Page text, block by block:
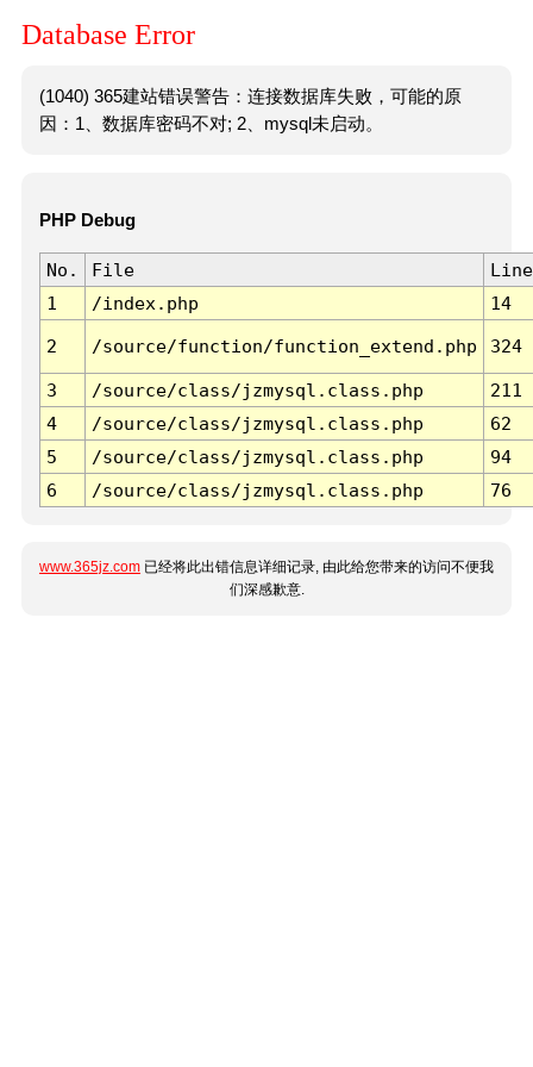
Database Error
(1040) 365建站错误警告：连接数据库失败，可能的原
因：1、数据库密码不对; 2、mysql未启动。
PHP Debug
No. File
Line
1
/index.php 14
2 /source/function/function_extend.php 324
3 /source/class/jzmysql.class.php
211
4
/source/class/jzmysql.class.php
62
5
/source/class/jzmysql.class.php
94
6
/source/class/jzmysql.class.php 76
www.365jz.com 已经将此出错信息详细记录, 由此给您带来的访问不便我
们深感歉意.